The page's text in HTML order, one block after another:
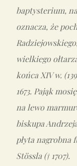
baptysterium,
oznacza, że
wielkiego
końca XIV w.
1673. Pająk
na lewo
biskupa
płyta nagrobna
Stössla († 1707).